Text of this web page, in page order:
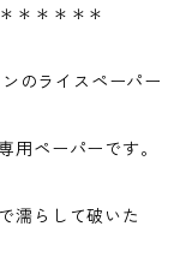
＊＊＊＊＊
のライスペーパー
用ペーパーです。
濡らして破いた